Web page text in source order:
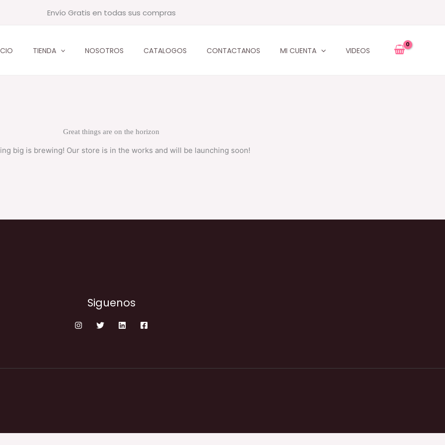
Envío Gratis en todas sus compras
TIENDA NOSOTROS CATALOGOS CONTACTANOS MI CUENTA VIDEOS
Great things are on the horizon
big is brewing! Our store is in the works and will be launching soon!
Siguenos